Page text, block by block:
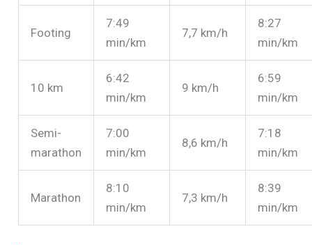
Footing
7:49
min/km
7,7 km/h
8:27
min/km
10 km
6:42
min/km
9 km/h
6:59
min/km
Semi-
marathon
7:00
min/km
8,6 km/h
7:18
min/km
Marathon
8:10
min/km
7,3 km/h
8:39
min/km